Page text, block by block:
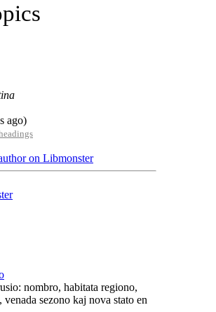
ago)
on Libmonster
nombro, habitata regiono,
sezono kaj nova stato en